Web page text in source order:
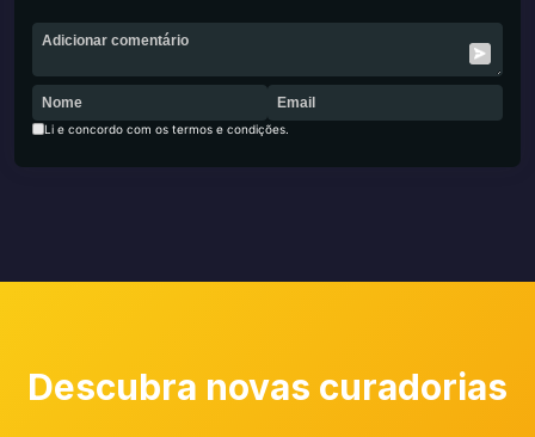
Li e concordo com os termos e condições.
Descubra novas curadorias